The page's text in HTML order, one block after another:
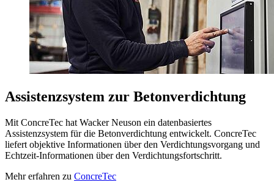
Assistenzsystem zur Betonverdichtung
Mit ConcreTec hat Wacker Neuson ein datenbasiertes
Assistenzsystem für die Betonverdichtung entwickelt. ConcreTec
liefert objektive Informationen über den Verdichtungsvorgang und
Echtzeit-Informationen über den Verdichtungsfortschritt.
Mehr erfahren zu ConcreTec